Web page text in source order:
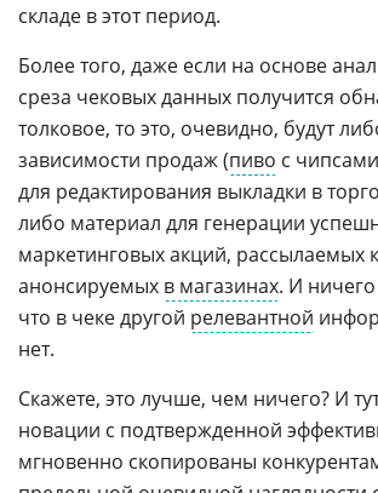
складе в этот период.
Более того, даже если на основе
среза чековых данных получится
толковое, то это, очевидно, будут
зависимости продаж (пиво с
для редактирования выкладки в
либо материал для генерации
маркетинговых акций, рассылаемых
анонсируемых в магазинах. И
что в чеке другой релевантной
нет.
Скажете, это лучше, чем ничего? И
новации с подтвержденной
мгновенно скопированы